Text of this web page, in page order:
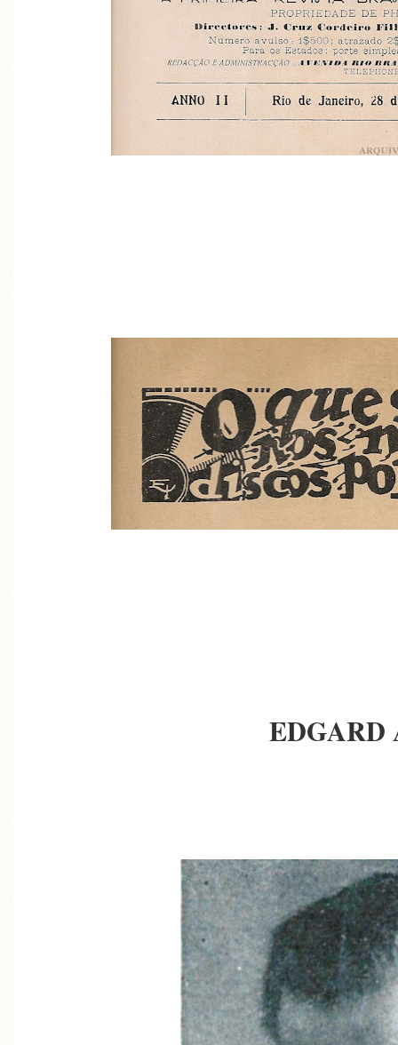
EDGARD